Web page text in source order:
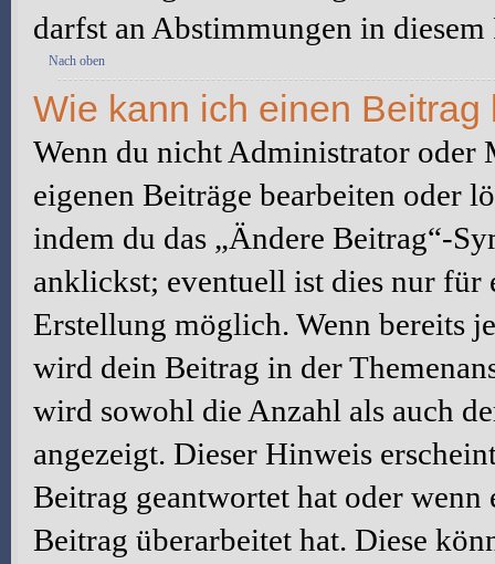
darfst an Abstimmungen in
Nach oben
Wie kann ich einen
Wenn du nicht Administrator oder
eigenen Beiträge bearbeiten oder
indem du das „Ändere Beitrag“-
anklickst; eventuell ist dies nur für
Erstellung möglich. Wenn bereits
wird dein Beitrag in der
wird sowohl die Anzahl als auch
angezeigt. Dieser Hinweis
Beitrag geantwortet hat oder
Beitrag überarbeitet hat. Diese